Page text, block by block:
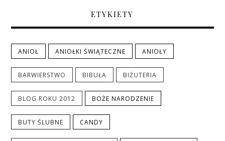
ETYKIETY
ANIOŁ ANIOŁKI ŚWIĄTECZNE ANIOŁY
BARWIERSTWO BIBUŁA BIŻUTERIA
BLOG ROKU 2012 BOŻE NARODZENIE
BUTY ŚLUBNE CANDY